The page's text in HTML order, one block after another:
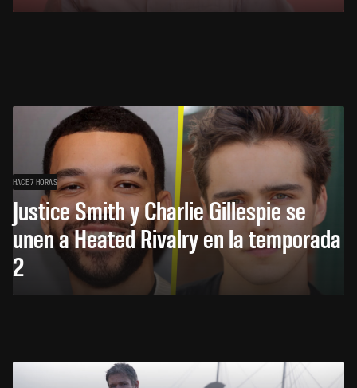
HACE 7 HORAS
Justice Smith y Charlie Gillespie se
unen a Heated Rivalry en la temporada
2